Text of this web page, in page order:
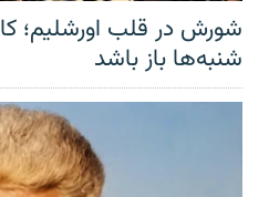
شورش در قلب اورشلیم؛
شنبه‌ها باز باشد